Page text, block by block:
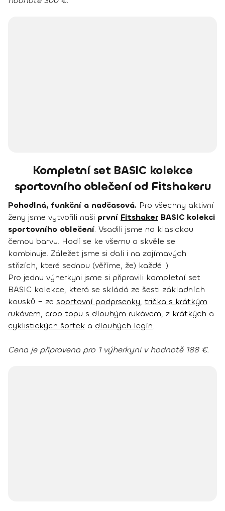
Kompletní set BASIC kolekce
sportovního oblečení od Fitshakeru
Pohodlná, funkční a nadčasová. Pro všechny aktivní
ženy jsme vytvořili naši první Fitshaker BASIC kolekci
sportovního oblečení. Vsadili jsme na klasickou
černou barvu. Hodí se ke všemu a skvěle se
kombinuje. Záležet jsme si dali i na zajímavých
střizích, které sednou (věříme, že) každé :).
Pro jednu výherkyni jsme si připravili kompletní set
BASIC kolekce, která se skládá ze šesti základních
kousků – ze sportovní podprsenky, trička s krátkým
rukávem, crop topu s dlouhým rukávem, z krátkých a
cyklistických šortek a dlouhých legín.
Cena je připravena pro 1 výherkyni v hodnotě 188 €.